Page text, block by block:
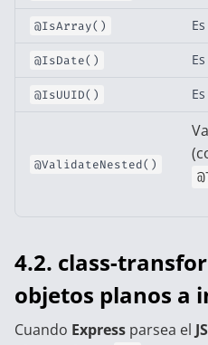
@IsArray()
@IsDate()
@IsUUID()
@ValidateNested()
4.2. class-
objetos planos a
Cuando Express parsea el